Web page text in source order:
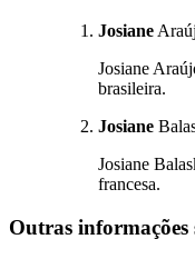
Josiane
Josiane
brasileira.
Josiane
Josiane
francesa.
Outras informações